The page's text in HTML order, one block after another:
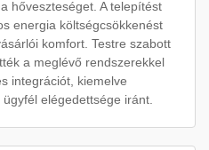
hőveszteséget. A telepítést
energia költségcsökkenést
komfort. Testre szabott
a meglévő rendszerekkel
integrációt, kiemelve
elégedettsége iránt.